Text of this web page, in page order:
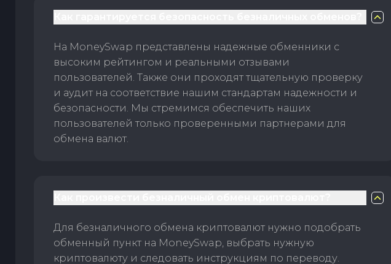
На MoneySwap представлены надежные обменники с
высоким рейтингом и реальными отзывами
пользователей. Также они проходят тщательную проверку
и аудит на соответствие нашим стандартам надежности и
безопасности. Мы стремимся обеспечить наших
пользователей только проверенными партнерами для
обмена валют.
Для безналичного обмена криптовалют нужно подобрать
обменный пункт на MoneySwap, выбрать нужную
криптовалюту и следовать инструкциям по переводу.